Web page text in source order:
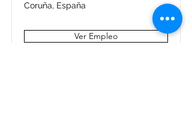
Coruña, España
Ver Empleo